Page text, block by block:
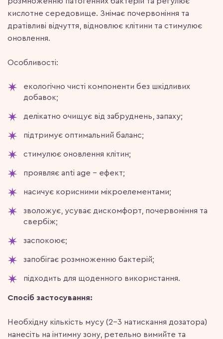
кислотне середовище. Знімає почервоніння та
дратівливі відчуття, відновлює клітини та стимулює
оновлення.
Особливості:
екологічно чисті компоненти без шкідливих
добавок;
делікатно очищує від забруднень, запаху;
підтримує оптимальний баланс;
стимулює оновлення клітин;
проявляє anti age – ефект;
насичує корисними мікроелементами;
зволожує, усуває дискомфорт, почервоніння та
свербіж;
заспокоює;
запобігає розмноженню бактерій;
підходить для щоденного використання.
Спосіб застосування:
Необхідну кількість мусу (2-3 натискання дозатора)
нанесіть на інтимну зону, ретельно вимийте та